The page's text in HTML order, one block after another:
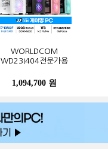
WORLDCOM
WD23I404전문가용
1,094,700 원